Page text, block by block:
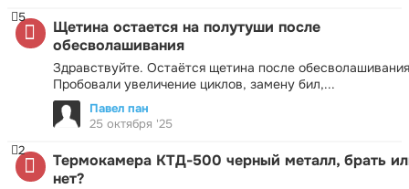
Щетина остается на полутуши после
обесволашивания
Здравствуйте. Остаётся щетина после
Пробовали увеличение циклов, замену бил,...
5
Павел пан
25 октября '25
Термокамера КТД-500 черный металл, брать
нет?
2